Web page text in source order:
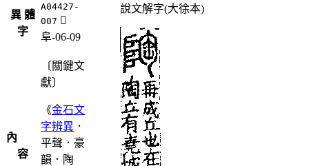
異 體
字
A04427-
007 󶙣
阜-06-09
內
容
〔關鍵文
獻〕
《金石文
字辨異 ．
平聲．豪
韻．陶
說文解字(大徐本)